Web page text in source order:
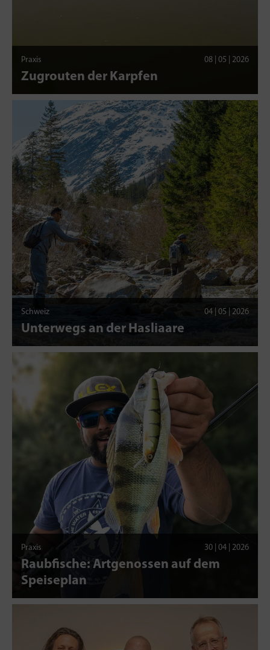
Praxis 08 | 05 | 2026
Zugrouten der Karpfen
Schweiz 04 | 05 | 2026
Unterwegs an der Hasliaare
Praxis 30 | 04 | 2026
Raubfische: Artgenossen auf dem
Speiseplan